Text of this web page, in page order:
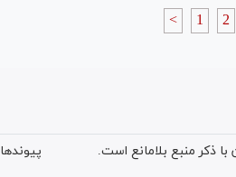
< 1 2
ذکر منبع بلامانع است.
پیوندها